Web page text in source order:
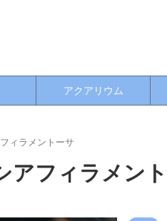
アクアリウム
ィラメントーサ
アフィラメン